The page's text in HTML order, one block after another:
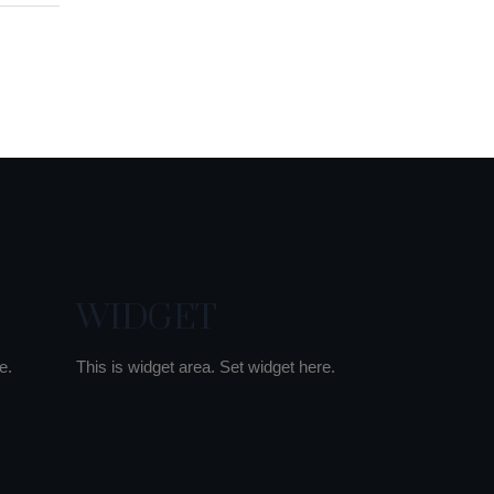
This is widget area. Set widget here.